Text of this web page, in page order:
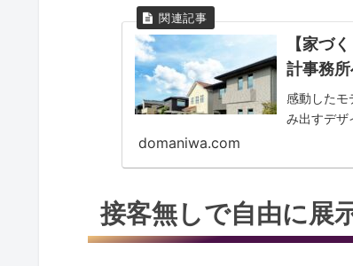
【家づ
計事務
感動したモ
み出すデザ
domaniwa.com
接客無しで自由に展